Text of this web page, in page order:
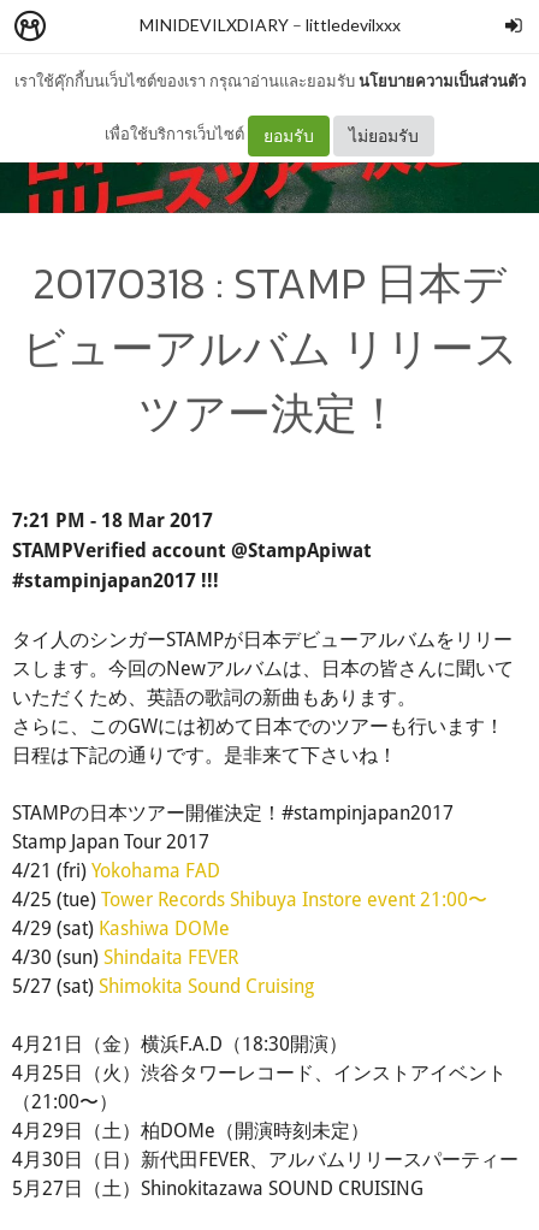
เราใช้คุ๊กกี้บนเว็บไซต์ของเรา กรุณาอ่านและยอมรับนโยบายความเป็นส่วนตัว
เพื่อใช้บริการเว็บไซต์ ยอมรับ ไม่ยอมรับ
MINIDEVILXDIARY– littledevilxxx
20170318 : STAMP 日本デ
ビューアルバム リリース
ツアー決定！
7:21 PM - 18 Mar 2017
STAMP‏Verified account @StampApiwat
#stampinjapan2017 !!!
タイ人のシンガーSTAMPが日本デビューアルバムをリリー
スします。今回のNewアルバムは、日本の皆さんに聞いて
いただくため、英語の歌詞の新曲もあります。
さらに、このGWには初めて日本でのツアーも行います！
日程は下記の通りです。是非来て下さいね！
STAMPの日本ツアー開催決定！#stampinjapan2017
Stamp Japan Tour 2017
4/21 (fri) Yokohama FAD
4/25 (tue) Tower Records Shibuya Instore event 21:00〜
4/29 (sat) Kashiwa DOMe
4/30 (sun) Shindaita FEVER
5/27 (sat) Shimokita Sound Cruising
4月21日（金）横浜F.A.D（18:30開演）
4月25日（火）渋谷タワーレコード、インストアイベント
（21:00〜）
4月29日（土）柏DOMe（開演時刻未定）
4月30日（日）新代田FEVER、アルバムリリースパーティー
5月27日（土）Shinokitazawa SOUND CRUISING